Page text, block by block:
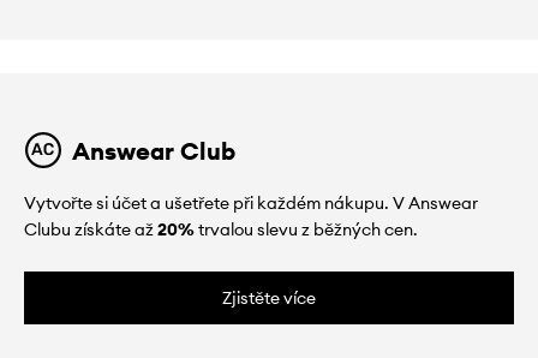
Answear Club
Vytvořte si účet a ušetřete při každém nákupu. V Answear
Clubu získáte až20%trvalou slevu z běžných cen.
Zjistěte více